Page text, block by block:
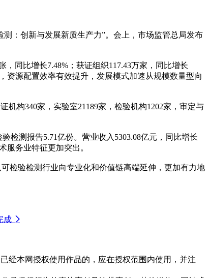
：创新与发展新质生产力”。会上，市场监管总局发布
同比增长7.48%；获证组织117.43万家，同比增长
资源配置效率有效提升，发展模式加速从规模数量型向
构340家，实验室21189家，检验机构1202家，审定与
测报告5.71亿份。营业收入5303.08亿元，同比增长
服务业特征更加突出。
验检测行业向专业化和价值链高端延伸，更加有力地
成 
经本网授权使用作品的，应在授权范围内使用，并注